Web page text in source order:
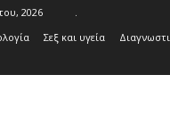
2026
.
Σεξ και υγεία